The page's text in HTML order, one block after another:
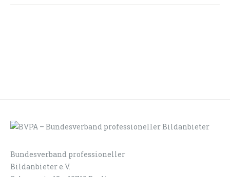
Bundesverband professioneller
Bildanbieter e.V.